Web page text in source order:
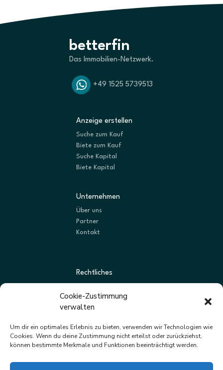
Cookie-Zustimmung
verwalten
Um dir ein optimales Erlebnis zu bieten, verwenden wir Technologien wie
Cookies. Wenn du deine Zustimmung nicht erteilst oder zurückziehst,
können bestimmte Merkmale und Funktionen beeinträchtigt werden.
betterfin
Das Immobilien-Netzwerk.
+49 1525 5739513
Anzeige erstellen
Suche zum Kauf
Biete zum Kauf
Suche Kapital
Biete Kapital
Unternehmen
Über uns
Partner
Kontakt
Rechtliches
Datenschutz
Impressum
Newsletter